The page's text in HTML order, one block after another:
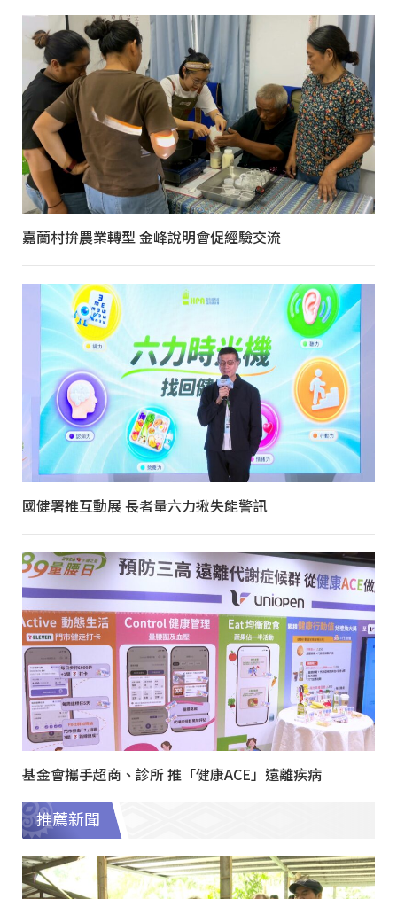
嘉蘭村拚農業轉型 金峰說明會促經驗交流
國健署推互動展 長者量六力揪失能警訊
基金會攜手超商、診所 推「健康ACE」遠離疾病
推薦新聞